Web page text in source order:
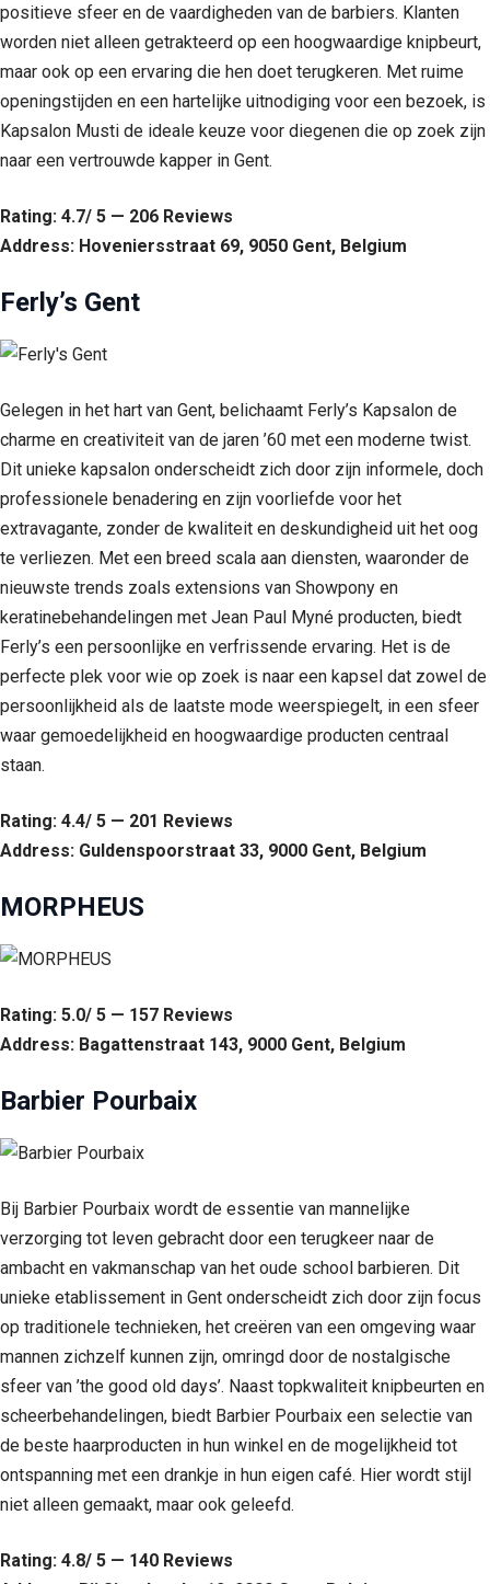
positieve sfeer en de vaardigheden van de barbiers. Klanten
worden niet alleen getrakteerd op een hoogwaardige knipbeurt,
maar ook op een ervaring die hen doet terugkeren. Met ruime
openingstijden en een hartelijke uitnodiging voor een bezoek, is
Kapsalon Musti de ideale keuze voor diegenen die op zoek zijn
naar een vertrouwde kapper in Gent.
Rating: 4.7/ 5 — 206 Reviews
Address: Hoveniersstraat 69, 9050 Gent, Belgium
Ferly’s Gent
Gelegen in het hart van Gent, belichaamt Ferly’s Kapsalon de
charme en creativiteit van de jaren ’60 met een moderne twist.
Dit unieke kapsalon onderscheidt zich door zijn informele, doch
professionele benadering en zijn voorliefde voor het
extravagante, zonder de kwaliteit en deskundigheid uit het oog
te verliezen. Met een breed scala aan diensten, waaronder de
nieuwste trends zoals extensions van Showpony en
keratinebehandelingen met Jean Paul Myné producten, biedt
Ferly’s een persoonlijke en verfrissende ervaring. Het is de
perfecte plek voor wie op zoek is naar een kapsel dat zowel de
persoonlijkheid als de laatste mode weerspiegelt, in een sfeer
waar gemoedelijkheid en hoogwaardige producten centraal
staan.
Rating: 4.4/ 5 — 201 Reviews
Address: Guldenspoorstraat 33, 9000 Gent, Belgium
MORPHEUS
Rating: 5.0/ 5 — 157 Reviews
Address: Bagattenstraat 143, 9000 Gent, Belgium
Barbier Pourbaix
Bij Barbier Pourbaix wordt de essentie van mannelijke
verzorging tot leven gebracht door een terugkeer naar de
ambacht en vakmanschap van het oude school barbieren. Dit
unieke etablissement in Gent onderscheidt zich door zijn focus
op traditionele technieken, het creëren van een omgeving waar
mannen zichzelf kunnen zijn, omringd door de nostalgische
sfeer van ’the good old days’. Naast topkwaliteit knipbeurten en
scheerbehandelingen, biedt Barbier Pourbaix een selectie van
de beste haarproducten in hun winkel en de mogelijkheid tot
ontspanning met een drankje in hun eigen café. Hier wordt stijl
niet alleen gemaakt, maar ook geleefd.
Rating: 4.8/ 5 — 140 Reviews